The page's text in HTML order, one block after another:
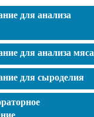
для анализа
для анализа мяса
для сыроделия